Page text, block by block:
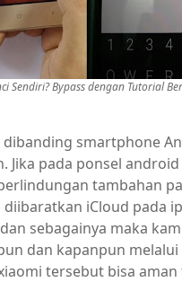
Sendiri? Bypass dengan Tutorial
smartphone
pada ponsel
tambahan
iCloud pada
sebagainya maka
dan kapanpun melalui
tersebut bisa